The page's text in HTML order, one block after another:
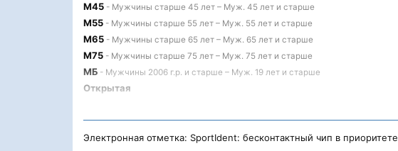
М45 - Мужчины старше 45 лет – Муж. 45 лет и старше
М55 - Мужчины старше 55 лет – Муж. 55 лет и старше
М65 - Мужчины старше 65 лет – Муж. 65 лет и старше
М75 - Мужчины старше 75 лет – Муж. 75 лет и старше
МБ - Мужчины 2006 г.р. и старше – Муж. 19 лет и старше
Открытая
Электронная отметка: SportIdent: бесконтактный чип в приоритете